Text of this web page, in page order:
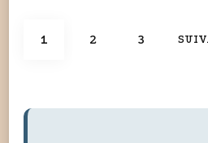
Pagination
publications
PAGE
1 PAGE
2 PAGE
3